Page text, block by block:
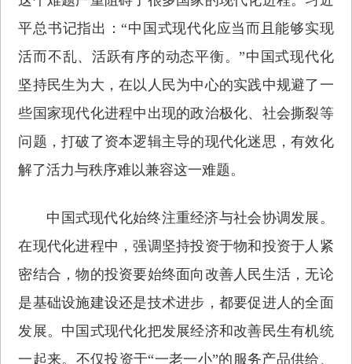
平总书记指出：“中国式现代化应当而且能够实现
活而不乱、活跃有序的动态平衡。”中国式现代化
坚持民生为大，在以人民为中心的实践中规避了一
些国家现代化进程中出现的政治极化、社会撕裂等
问题，打破了资本逻辑主导的现代化迷思，有效化
解了活力与秩序难以兼容这一难题。
中国式现代化始终注重经济与社会协调发展。
在现代化进程中，强调坚持投资于物和投资于人紧
密结合，物的投资要始终面向改善人民生活，无论
是基础设施建设还是技术进步，都要促进人的全面
发展。中国式现代化把发展经济和改善民生有机统
一起来。不仅投资于“一老一小”的服务产品供给、